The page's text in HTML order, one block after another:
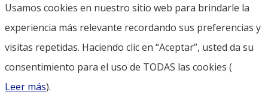
Usamos cookies en nuestro sitio web para brindarle la
experiencia más relevante recordando sus preferencias y
visitas repetidas. Haciendo clic en “Aceptar”, usted da su
consentimiento para el uso de TODAS las cookies (
Leer más).